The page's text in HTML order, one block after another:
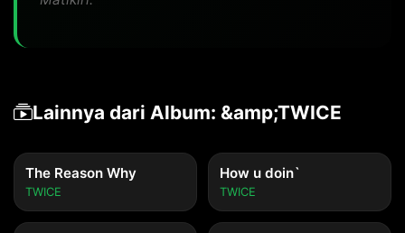
Lainnya dari Album: &amp;TWICE
The Reason Why
TWICE
How u doin`
TWICE